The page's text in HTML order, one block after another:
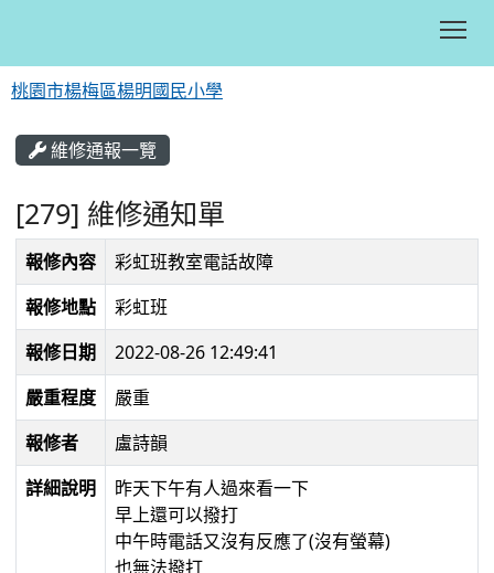
桃園市楊梅區楊明國民小學
維修通報一覽
[279] 維修通知單
報修內容
彩虹班教室電話故障
報修地點
彩虹班
報修日期
2022-08-26 12:49:41
嚴重程度
嚴重
報修者
盧詩韻
詳細說明
昨天下午有人過來看一下
早上還可以撥打
中午時電話又沒有反應了(沒有螢幕)
也無法撥打